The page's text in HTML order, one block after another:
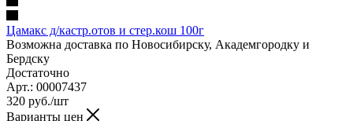
Цамакс д/кастр.отов и стер.кош 100г
Возможна доставка по Новосибирску, Академгородку и
Бердску
Достаточно
Арт.: 00007437
320 руб./шт
Варианты цен